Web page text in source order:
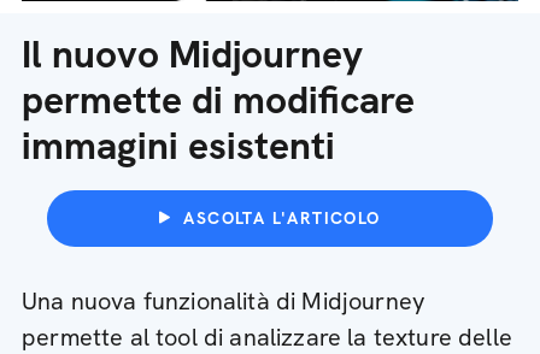
Il nuovo Midjourney
permette di modificare
immagini esistenti
ASCOLTA L'ARTICOLO
Una nuova funzionalità di Midjourney
permette al tool di analizzare la texture delle